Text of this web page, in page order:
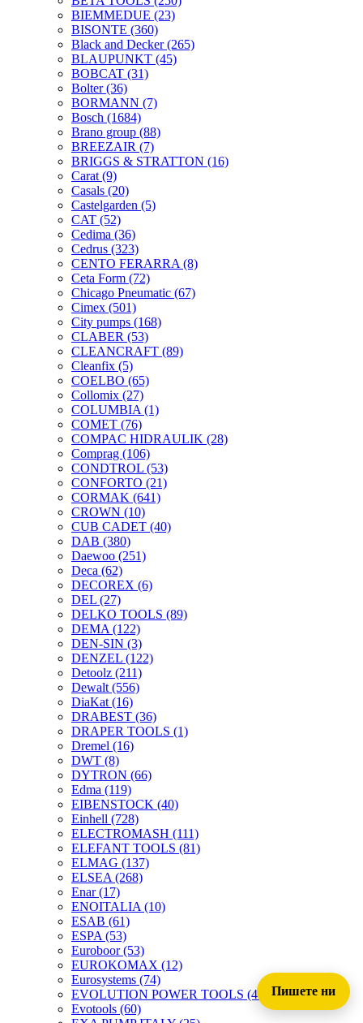
BIEMMEDUE (23)
BISONTE (360)
Black and Decker(265)
BLAUPUNKT (45)
BOBCAT (31)
Bolter(36)
BORMANN (7)
Bosch (1684)
Brano group (88)
BREEZAIR (7)
BRIGGS & STRATTON (16)
Carat (9)
Casals (20)
Castelgarden (5)
CAT (52)
Cedima (36)
Cedrus (323)
CENTO FERARRA (8)
Ceta Form (72)
Chicago Pneumatic (67)
Cimex (501)
City pumps (168)
CLABER (53)
CLEANCRAFT (89)
Cleanfix (5)
COELBO (65)
Collomix (27)
COLUMBIA (1)
COMET (76)
COMPAC HIDRAULIK (28)
Comprag (106)
CONDTROL (53)
CONFORTO (21)
CORMAK (641)
CROWN (10)
CUB CADET (40)
DAB (380)
Daewoo (251)
Deca (62)
DECOREX (6)
DEL (27)
DELKO TOOLS (89)
DEMA (122)
DEN-SIN (3)
DENZEL (122)
Detoolz (211)
Dewalt (556)
DiaKat (16)
DRABEST (36)
DRAPER TOOLS (1)
Dremel (16)
DWT (8)
DYTRON (66)
Edma (119)
EIBENSTOCK (40)
Einhell (728)
ELECTROMASH (111)
ELEFANT TOOLS (81)
ELMAG (137)
ELSEA (268)
Enar(17)
ENOITALIA (10)
ESAB (61)
ESPA (53)
Euroboor(53)
EUROKOMAX (12)
Eurosystems (74)
EVOLUTION POWER TOOLS (45)
Evotools (60)
Пишете ни